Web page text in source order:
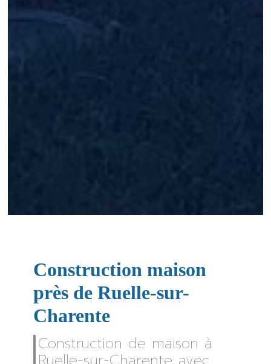
Construction maison
près de Ruelle-sur-
Charente
Construction de maison à